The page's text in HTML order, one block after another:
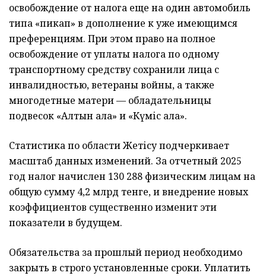
освобождение от налога еще на один автомобиль
типа «пикап» в дополнение к уже имеющимся
преференциям. При этом право на полное
освобождение от уплаты налога по одному
транспортному средству сохранили лица с
инвалидностью, ветераны войны, а также
многодетные матери — обладательницы
подвесок «Алтын алқа» и «Күміс алқа».
Статистика по области Жетісу подчеркивает
масштаб данных изменений. За отчетный 2025
год налог начислен 130 288 физическим лицам на
общую сумму 4,2 млрд тенге, и внедрение новых
коэффициентов существенно изменит эти
показатели в будущем.
Обязательства за прошлый период необходимо
закрыть в строго установленные сроки. Уплатить